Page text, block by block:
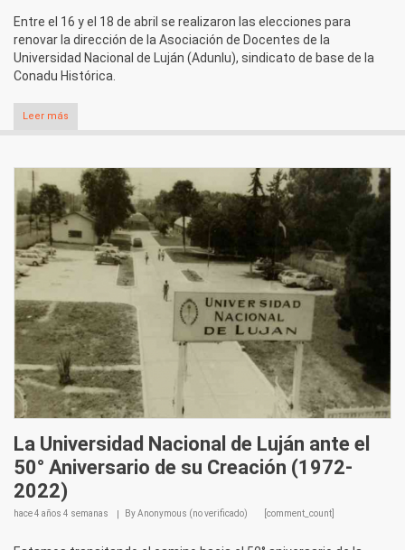
Entre el 16 y el 18 de abril se realizaron las elecciones para
renovar la dirección de la Asociación de Docentes de la
Universidad Nacional de Luján (Adunlu), sindicato de base de la
Conadu Histórica.
Leer más
La Universidad Nacional de Luján ante el
50° Aniversario de su Creación (1972-
2022)
hace4 años 4 semanas ByAnonymous (no verificado) [comment_count]